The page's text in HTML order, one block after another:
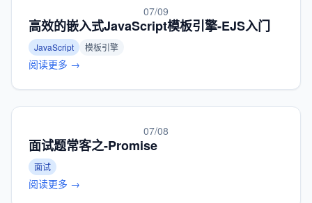
07/09
高效的嵌入式JavaScript模板引擎-EJS入门
JavaScript 模板引擎
阅读更多 →
07/08
面试题常客之-Promise
面试
阅读更多 →